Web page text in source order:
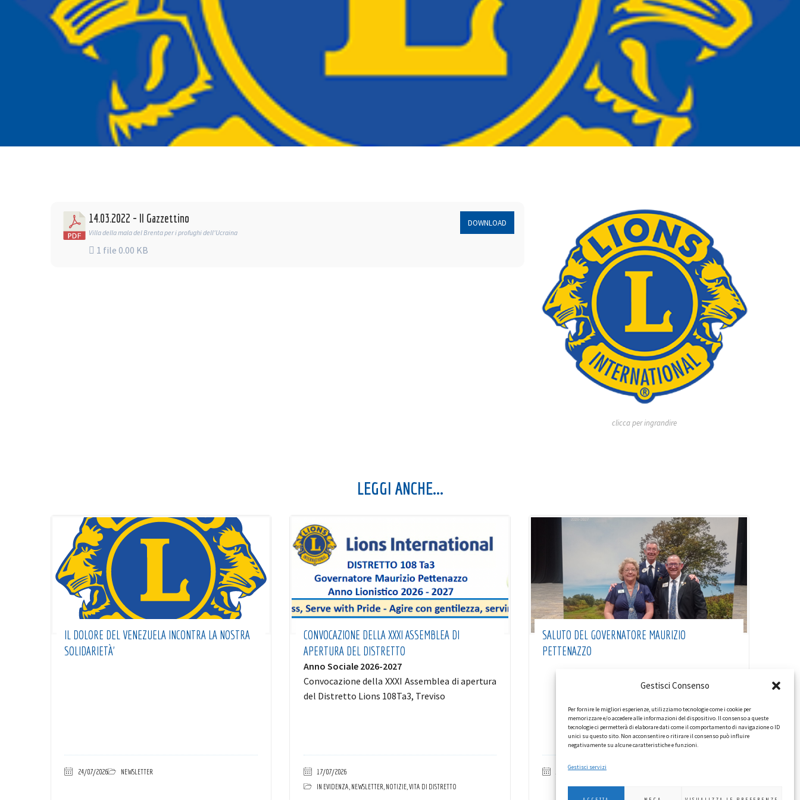
Gestisci Consenso
Per fornire le migliori esperienze, utilizziamo tecnologie come i cookie per
memorizzare e/o accedere alle informazioni del dispositivo. Il consenso a queste
tecnologie ci permetterà di elaborare dati come il comportamento di navigazione o ID
unici su questo sito. Non acconsentire o ritirare il consenso può influire
negativamente su alcune caratteristiche e funzioni.
Gestisci servizi
14.03.2022 - Il Gazzettino
Villa della mala del Brenta per i profughi dell'Ucraina
1 file0.00 KB
DOWNLOAD
clicca per ingrandire
LEGGI ANCHE...
IL DOLORE DEL VENEZUELA INCONTRA LA NOSTRA
SOLIDARIETÀ’
24/07/2026 NEWSLETTER
CONVOCAZIONE DELLA XXXI ASSEMBLEA DI
APERTURA DEL DISTRETTO
Anno Sociale 2026-2027
Convocazione della XXXI Assemblea di apertura
del Distretto Lions 108Ta3, Treviso
17/07/2026
IN EVIDENZA NEWSLETTER NOTIZIE ,VITA DI DISTRETTO
SALUTO DEL GOVERNATORE MAURIZIO
PETTENAZZO
16/07/2026 IN EVIDENZA